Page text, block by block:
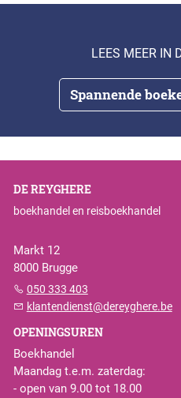
Spannende
LEES MEER IN
DE REYGHERE
boekhandel en reisboekhandel
Markt 12
8000 Brugge
050 333 403
klantendienst@dereyghere.be
OPENINGSUREN
Boekhandel
Maandag t.e.m. zaterdag:
- open van 9.00 tot 18.00